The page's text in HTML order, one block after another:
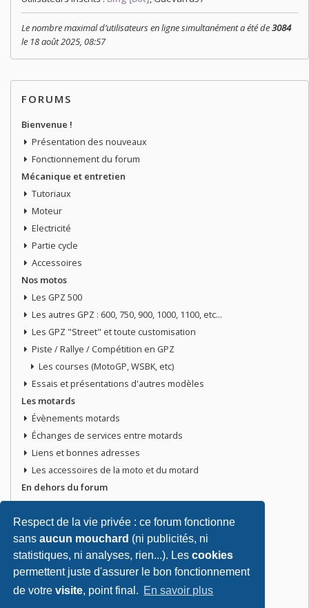
Respect de la vie privée : ce forum fonctionne
sansaucun mouchard (ni publicités, ni
statistiques, ni analyses, rien...). Lescookies
permettent juste d'assurer le bon fonctionnement
de votrevisite, point final. En savoir plus
Le nombre maximal d’utilisateurs en ligne simultanément a été de3084
le 18 août 2025, 08:57
FORUMS
Bienvenue !
Présentation des nouveaux
Fonctionnement du forum
Mécanique et entretien
Tutoriaux
Moteur
Electricité
Partie cycle
Accessoires
Nos motos
Les GPZ 500
Les autres GPZ : 600, 750, 900, 1000, 1100, etc...
Les GPZ "Street" et toute customisation
Piste / Rallye / Compétition en GPZ
Les courses (MotoGP, WSBK, etc)
Essais et présentations d'autres modèles
Les motards
Évènements motards
Échanges de services entre motards
Liens et bonnes adresses
Les accessoires de la moto et du motard
En dehors du forum
Discussions libres
Petites annonces
Vends ta moto
Vends pièces ou équipements / accessoires du motard
Recherche moto ou pièces
Tout doit disparaitre !